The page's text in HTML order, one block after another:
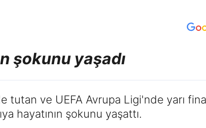
şokunu yaşadı
ve UEFA Avrupa Ligi'nde yarı
hayatının şokunu yaşattı.